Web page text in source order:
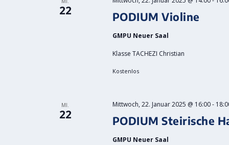
22 PODIUM Violine
GMPU Neuer Saal
Klasse TACHEZI Christian
Kostenlos
MI.
22 PODIUM Steirische
Mittwoch, 22. Januar 2025 @ 16:00-
GMPU Neuer Saal